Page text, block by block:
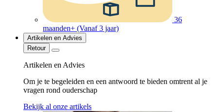
36
maanden+ (Vanaf 3 jaar)
Artikelen en Advies
Retour
Artikelen en Advies
Om je te begeleiden en een antwoord te bieden omtrent al je
vragen rond ouderschap
Bekijk al onze artikels